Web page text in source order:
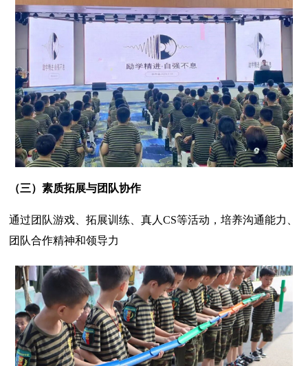
（三）素质拓展与团队协作
通过团队游戏、拓展训练、真人CS等活动，培养沟通能力、
团队合作精神和领导力